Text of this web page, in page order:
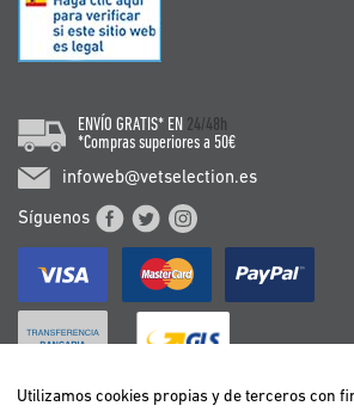
ENVÍO GRATIS* EN 24/48h
*Compras superiores a 50€
infoweb@vetselection.es
Síguenos
Utilizamos cookies propias y de terceros con